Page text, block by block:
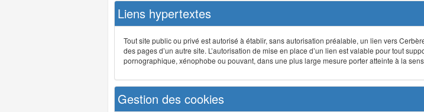
Liens hypertextes
Tout site public ou privé est autorisé à établir, sans autorisation préalable, un lien vers
des pages d’un autre site. L’autorisation de mise en place d’un lien est valable pour tout
pornographique, xénophobe ou pouvant, dans une plus large mesure porter atteinte à la
Gestion des cookies